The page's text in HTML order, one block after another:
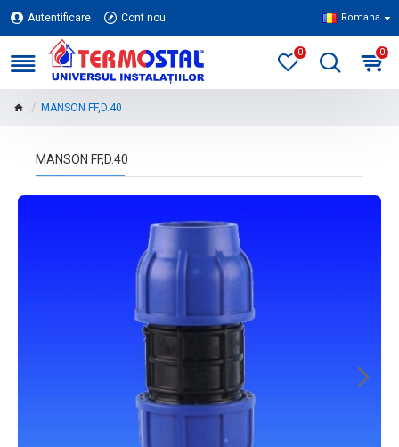
Autentificare Cont nou Romana
0 0
MANSON FF,D.40
MANSON FF,D.40